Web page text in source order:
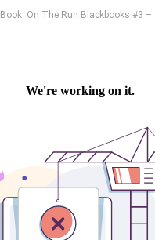
Book: On The Run Blackbooks #3 –